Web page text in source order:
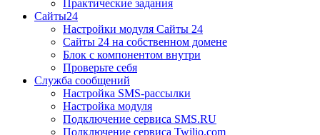
Практические задания
Сайты24
Настройки модуля Сайты 24
Сайты 24 на собственном домене
Блок с компонентом внутри
Проверьте себя
Служба сообщений
Настройка SMS-рассылки
Настройка модуля
Подключение сервиса SMS.RU
Подключение сервиса Twilio.com